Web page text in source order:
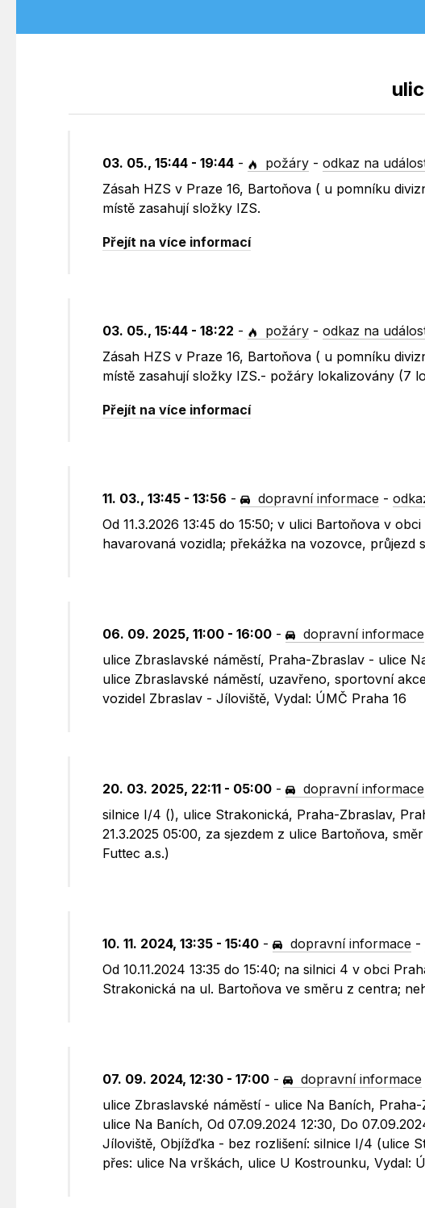
03. 05., 15:44 - 19:44 - požáry -odkaz na
Zásah HZS v Praze 16, Bartoňova ( u pomníku
místě zasahují složky IZS.
Přejít na více informací
03. 05., 15:44 - 18:22 - požáry -odkaz na
Zásah HZS v Praze 16, Bartoňova ( u pomníku
místě zasahují složky IZS.- požáry lokalizovány (7
Přejít na více informací
11. 03., 13:45 - 13:56 - dopravní informace -
Od 11.3.2026 13:45 do 15:50; v ulici Bartoňova v
havarovaná vozidla; překážka na vozovce, průjezd
06. 09. 2025, 11:00 - 16:00 - dopravní informace
ulice Zbraslavské náměstí, Praha-Zbraslav - ulice
ulice Zbraslavské náměstí, uzavřeno, sportovní
vozidel Zbraslav - Jíloviště, Vydal: ÚMČ Praha 16
20. 03. 2025, 22:11 - 05:00 - dopravní informace
silnice I/4 (), ulice Strakonická, Praha-Zbraslav,
21.3.2025 05:00, za sjezdem z ulice Bartoňova,
Futtec a.s.)
10. 11. 2024, 13:35 - 15:40 - dopravní informace -
Od 10.11.2024 13:35 do 15:40; na silnici 4 v obci
Strakonická na ul. Bartoňova ve směru z centra;
07. 09. 2024, 12:30 - 17:00 - dopravní informace
ulice Zbraslavské náměstí - ulice Na Baních,
ulice Na Baních, Od 07.09.2024 12:30, Do
Jíloviště, Objížďka - bez rozlišení: silnice I/4 (ulice
přes: ulice Na vrškách, ulice U Kostrounku, Vydal: